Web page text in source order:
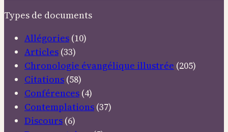
Types de documents
Allégories (10)
Articles (33)
Chronologie évangélique illustrée (205)
Citations (58)
Conférences (4)
Contemplations (37)
Discours (6)